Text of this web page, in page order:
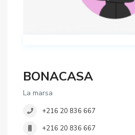
BONACASA
La marsa
+216 20 836 667
+216 20 836 667